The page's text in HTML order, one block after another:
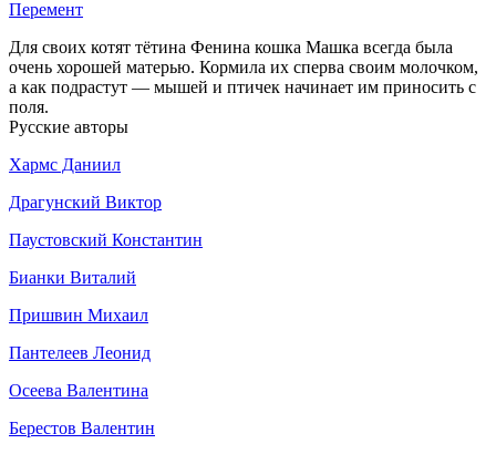
Перемент
Для своих котят тётина Фенина кошка Машка всегда была
очень хорошей матерью. Кормила их сперва своим молочком,
а как подрастут — мышей и птичек начинает им приносить с
поля.
Русские авторы
Хармс Даниил
Драгунский Виктор
Паустовский Константин
Бианки Виталий
Пришвин Михаил
Пантелеев Леонид
Осеева Валентина
Берестов Валентин